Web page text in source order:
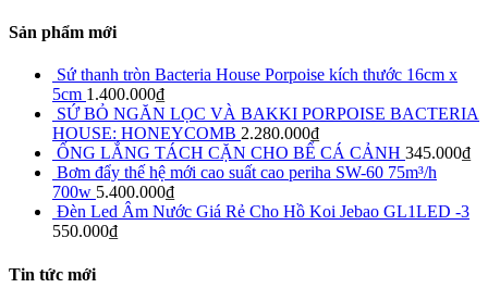
Sản phẩm mới
Sứ thanh tròn Bacteria House Porpoise kích thước 16cm x
5cm 1.400.000₫
SỨ BỎ NGĂN LỌC VÀ BAKKI PORPOISE BACTERIA
HOUSE: HONEYCOMB 2.280.000₫
ỐNG LẮNG TÁCH CẶN CHO BỂ CÁ CẢNH 345.000₫
Bơm đẩy thế hệ mới cao suất cao periha SW-60 75m³/h
700w 5.400.000₫
Đèn Led Âm Nước Giá Rẻ Cho Hồ Koi Jebao GL1LED -3
550.000₫
Tin tức mới